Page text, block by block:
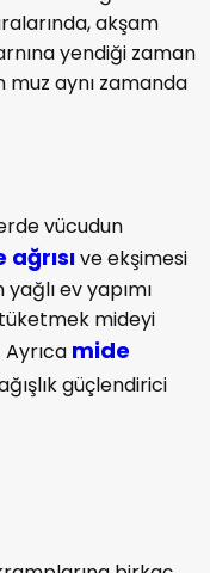
akşam
yendiği zaman
muz aynı zamanda
vücudun
ve ekşimesi
ev yapımı
mideyi
mide
güçlendirici